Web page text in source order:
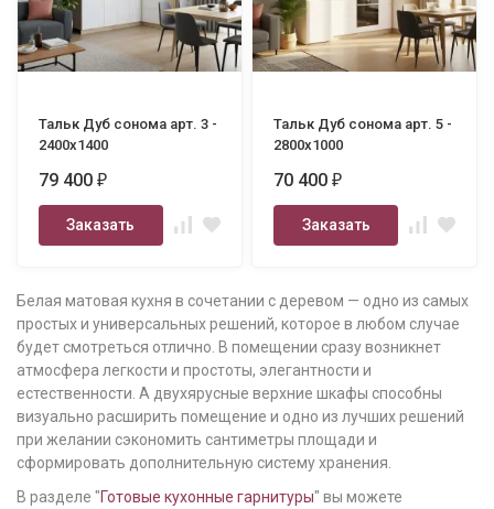
Тальк Дуб сонома арт. 3 -
2400х1400
79 400₽
Заказать
Тальк Дуб сонома арт. 5 -
2800х1000
70 400₽
Заказать
Белая матовая кухня в сочетании с деревом — одно из самых
простых и универсальных решений, которое в любом случае
будет смотреться отлично. В помещении сразу возникнет
атмосфера легкости и простоты, элегантности и
естественности. А двухярусные верхние шкафы способны
визуально расширить помещение и одно из лучших решений
при желании сэкономить сантиметры площади и
сформировать дополнительную систему хранения.
В разделе "Готовые кухонные гарнитуры" вы можете